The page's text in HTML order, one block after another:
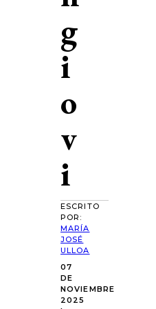
g
i
o
v
i
ESCRITO
POR:
MARÍA
JOSÉ
ULLOA
07
DE
NOVIEMBRE
2025